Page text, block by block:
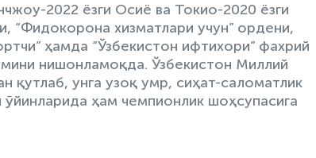
2022 ёзги Осиё ва Токио-2020 ёзги
“Фидокорона хизматлари учун” ордени,
ҳамда “Ўзбекистон ифтихори” фахрий
нишонламоқда. Ўзбекистон Миллий
қутлаб, унга узоқ умр, сиҳат-саломатлик
ҳам чемпионлик шоҳсупасига